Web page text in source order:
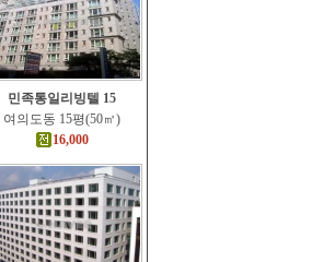
민족통일리빙텔 15
여의도동 15평(50㎡)
16,000